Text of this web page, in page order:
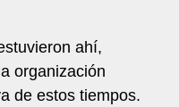
ahí,
organización
de estos tiempos.